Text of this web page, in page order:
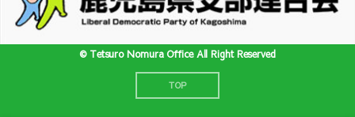
©︎ Tetsuro Nomura Office All Right Reserved
TOP